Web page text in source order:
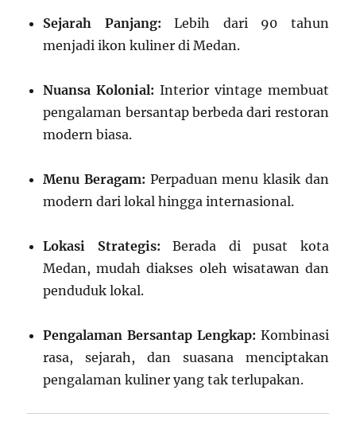
Sejarah Panjang: Lebih dari 90 tahun
menjadi ikon kuliner di Medan.
Nuansa Kolonial: Interior vintage membuat
pengalaman bersantap berbeda dari restoran
modern biasa.
Menu Beragam: Perpaduan menu klasik dan
modern dari lokal hingga internasional.
Lokasi Strategis: Berada di pusat kota
Medan, mudah diakses oleh wisatawan dan
penduduk lokal.
Pengalaman Bersantap Lengkap: Kombinasi
rasa, sejarah, dan suasana menciptakan
pengalaman kuliner yang tak terlupakan.